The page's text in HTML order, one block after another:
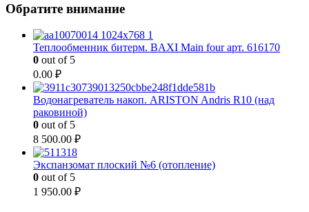
Обратите внимание
Теплообменник битерм. BAXI Main four арт. 616170
0 out of 5
0.00 ₽
Водонагреватель накоп. ARISTON Andris R10 (над
раковиной)
0 out of 5
8 500.00 ₽
Экспанзомат плоский №6 (отопление)
0 out of 5
1 950.00 ₽